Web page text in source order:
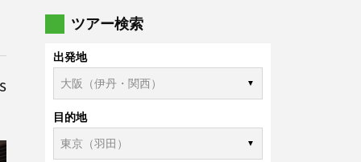
ツアー検索
出発地
目的地